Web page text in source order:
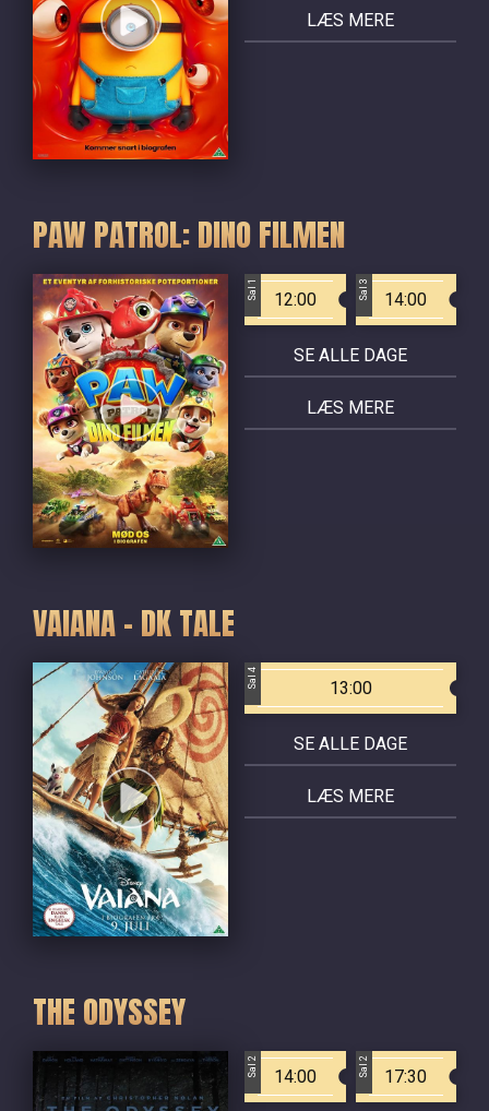
LÆS MERE
PAW PATROL: DINO FILMEN
Sal 1 12:00 Sal 3 14:00
SE ALLE DAGE
LÆS MERE
VAIANA - DK TALE
Sal 4 13:00
SE ALLE DAGE
LÆS MERE
THE ODYSSEY
Sal 2 14:00 Sal 2 17:30